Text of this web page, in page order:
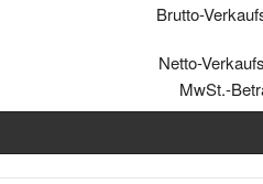
Brutto-
Netto-
MwSt.-